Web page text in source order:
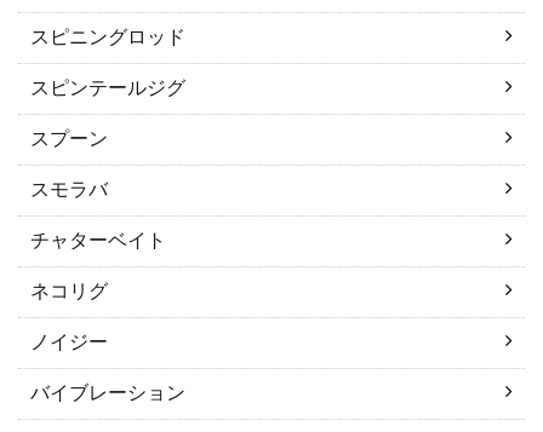
スピニングロッド
スピンテールジグ
スプーン
スモラバ
チャターベイト
ネコリグ
ノイジー
バイブレーション